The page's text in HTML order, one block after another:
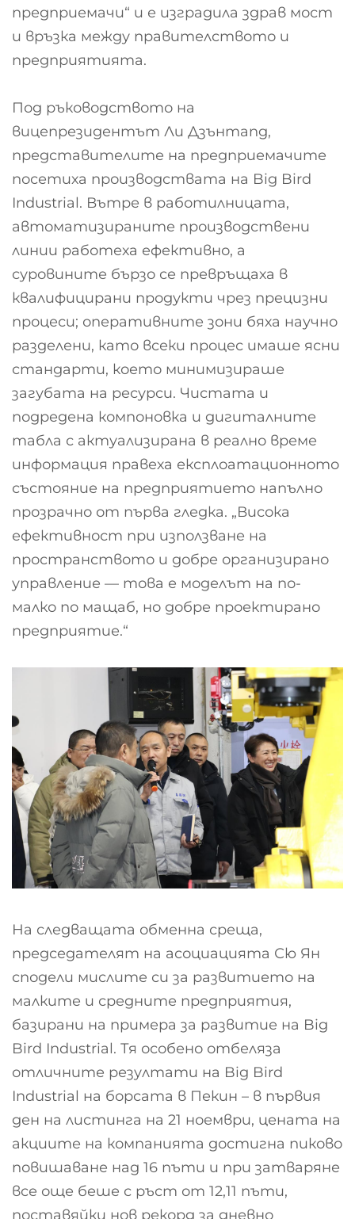
предприемачи“ и е изградила здрав мост
и връзка между правителството и
предприятията.
Под ръководството на
вицепрезидентът Ли Дзънтang,
представителите на предприемачите
посетиха производствата на Big Bird
Industrial. Вътре в работилницата,
автоматизираните производствени
линии работеха ефективно, а
суровините бързо се превръщаха в
квалифицирани продукти чрез прецизни
процеси; оперативните зони бяха научно
разделени, като всеки процес имаше ясни
стандарти, което минимизираше
загубата на ресурси. Чистата и
подредена компоновка и дигиталните
табла с актуализирана в реално време
информация правеха експлоатационното
състояние на предприятието напълно
прозрачно от първа гледка. „Висока
ефективност при използване на
пространството и добре организирано
управление — това е моделът на по-
малко по мащаб, но добре проектирано
предприятие.“
На следващата обменна среща,
председателят на асоциацията Сю Ян
сподели мислите си за развитието на
малките и средните предприятия,
базирани на примера за развитие на Big
Bird Industrial. Тя особено отбеляза
отличните резултати на Big Bird
Industrial на борсата в Пекин – в първия
ден на листинга на 21 ноември, цената на
акциите на компанията достигна пиково
повишаване над 16 пъти и при затваряне
все още беше с ръст от 12,11 пъти,
поставяйки нов рекорд за дневно